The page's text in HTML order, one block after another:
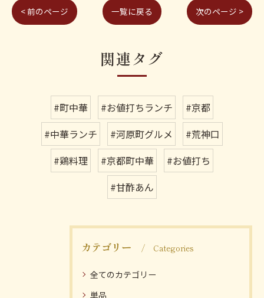
< 前のページ 一覧に戻る 次のページ >
関連タグ
#町中華 #お値打ちランチ
#京都
#中華ランチ
#河原町グルメ
#荒神口
#鶏料理
#京都町中華
#お値打ち
#甘酢あん
カテゴリー Categories
全てのカテゴリー
単品